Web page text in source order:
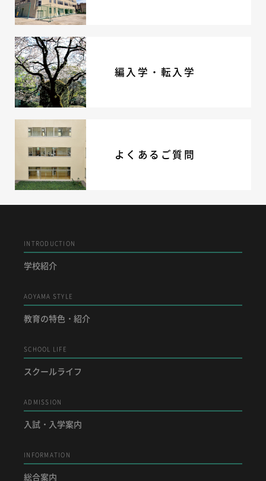
編入学・転入学
よくあるご質問
INTRODUCTION
学校紹介
AOYAMA STYLE
教育の特色・紹介
SCHOOL LIFE
スクールライフ
ADMISSION
入試・入学案内
INFORMATION
総合案内